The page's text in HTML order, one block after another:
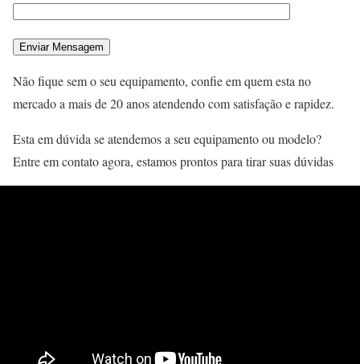
Não fique sem o seu equipamento, confie em quem esta no
mercado a mais de 20 anos atendendo com satisfação e rapidez.
Esta em dúvida se atendemos a seu equipamento ou modelo?
Entre em contato agora, estamos prontos para tirar suas dúvidas